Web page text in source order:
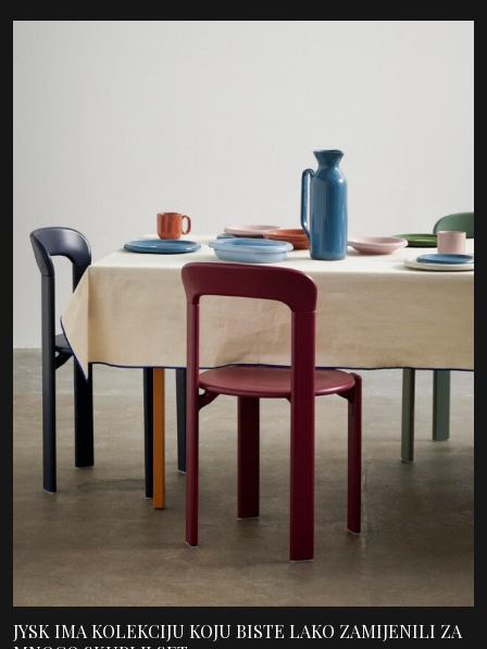
JYSK IMA KOLEKCIJU KOJU BISTE LAKO ZAMIJENILI ZA